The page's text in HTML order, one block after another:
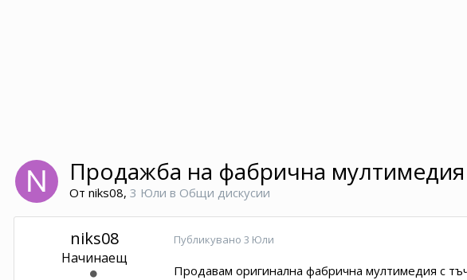
Продажба на фабрична мултимедия
От niks08, 3 Юли в Общи дискусии
niks08
Начинаещ
Публикувано 3 Юли
Продавам оригинална фабрична мултимедия с